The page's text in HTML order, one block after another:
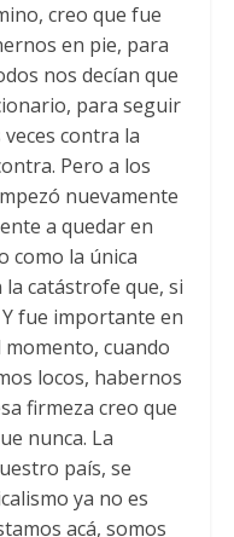
creo que fue
en pie, para
nos decían que
para seguir
contra la
Pero a los
nuevamente
a quedar en
como la única
catástrofe que, si
fue importante en
momento, cuando
locos, habernos
firmeza creo que
nunca. La
país, se
ya no es
acá, somos